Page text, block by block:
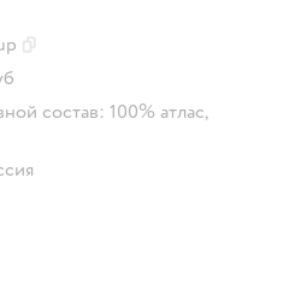
состав: 100% атлас,